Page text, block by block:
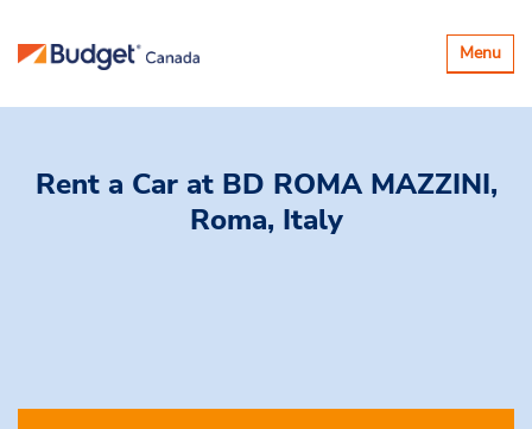
Basculer
la
Menu
Rent a Car at BD ROMA MAZZINI,
Roma, Italy